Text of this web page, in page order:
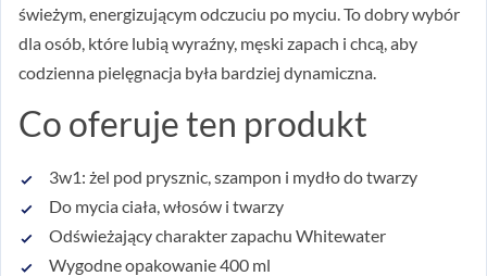
świeżym, energizującym odczuciu po myciu. To dobry wybór
dla osób, które lubią wyraźny, męski zapach i chcą, aby
codzienna pielęgnacja była bardziej dynamiczna.
Co oferuje ten produkt
3w1: żel pod prysznic, szampon i mydło do twarzy
Do mycia ciała, włosów i twarzy
Odświeżający charakter zapachu Whitewater
Wygodne opakowanie 400 ml